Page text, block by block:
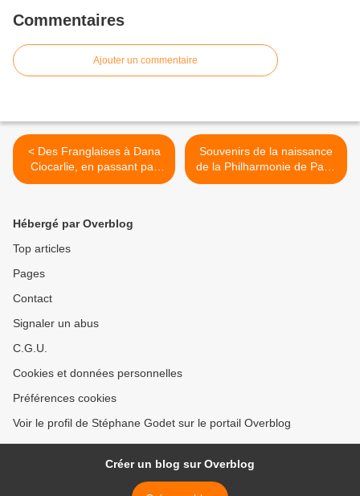
Commentaires
Ajouter un commentaire
< Des Franglaises à Dana
Ciocarlie, en passant par
Carolina !
Souvenirs de la naissance
de la Philharmonie de Paris
>
Hébergé par Overblog
Top articles
Pages
Contact
Signaler un abus
C.G.U.
Cookies et données personnelles
Préférences cookies
Voir le profil de Stéphane Godet sur le portail Overblog
Créer un blog sur Overblog